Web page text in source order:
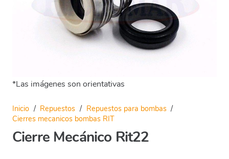
*Las imágenes son orientativas
Inicio / Repuestos / Repuestos para bombas /
Cierres mecanicos bombas RIT
Cierre Mecánico Rit22